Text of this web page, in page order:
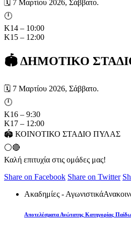
🗓️ 7 Μαρτίου 2026, Σάββατο.
🕛
Κ14 – 10:00
Κ15 – 12:00
🏟️ ΔΗΜΟΤΙΚΟ
🗓️ 7 Μαρτίου 2026, Σάββατο.
🕛
Κ16 – 9:30
Κ17 – 12:00
🏟️ ΚΟΙΝΟΤΙΚΟ ΣΤΑΔΙΟ ΠΥΛΑΣ
⚪️🔴
Καλή επιτυχία στις ομάδες μας!
Share on Facebook Share on Twitter
Ακαδημίες - Αγωνιστικά
Αποτελέσματα Ανώτατης Κατηγορίας